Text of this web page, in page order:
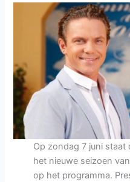
Op zondag 7 juni staat
het nieuwe seizoen
op het programma.